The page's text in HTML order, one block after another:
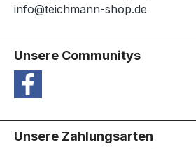
info@teichmann-shop.de
Unsere Communitys
Unsere Zahlungsarten